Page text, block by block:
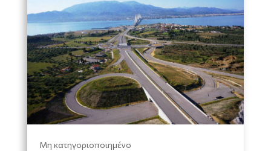
Μη κατηγοριοποιημένο